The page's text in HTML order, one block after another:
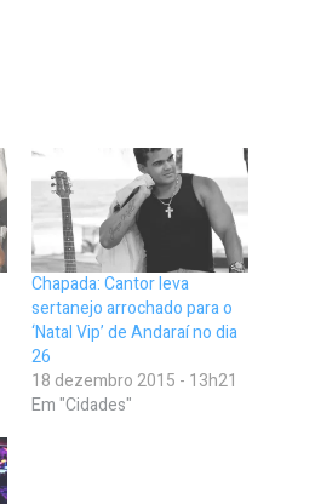
Chapada: Cantor leva
sertanejo arrochado para o
‘Natal Vip’ de Andaraí no dia
26
18 dezembro 2015 - 13h21
Em "Cidades"